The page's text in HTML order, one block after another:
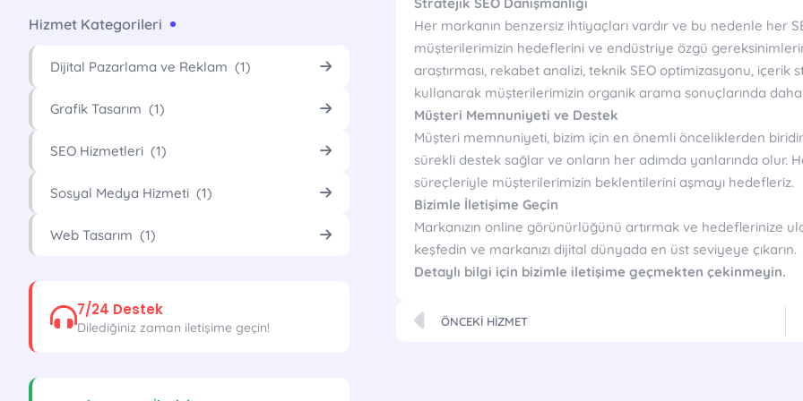
Hizmet Kategorileri
Dijital Pazarlama ve Reklam (1)
Grafik Tasarım (1)
SEO Hizmetleri (1)
Sosyal Medya Hizmeti (1)
Web Tasarım (1)
7/24 Destek
Dilediğiniz zaman iletişime geçin!
Her markanın benzersiz ihtiyaçları vardır ve bu nedenle her
müşterilerimizin hedeflerini ve endüstriye özgü
araştırması, rekabet analizi, teknik SEO optimizasyonu, içerik
kullanarak müşterilerimizin organik arama sonuçlarında daha
Müşteri Memnuniyeti ve Destek
Müşteri memnuniyeti, bizim için en önemli önceliklerden
sürekli destek sağlar ve onların her adımda yanlarında
süreçleriyle müşterilerimizin beklentilerini aşmayı hedefleriz.
Bizimle İletişime Geçin
Markanızın online görünürlüğünü artırmak ve hedeflerinize
keşfedin ve markanızı dijital dünyada en üst seviyeye çıkarın.
Detaylı bilgi için bizimle iletişime geçmekten çekinmeyin.
ÖNCEKI HIZMET